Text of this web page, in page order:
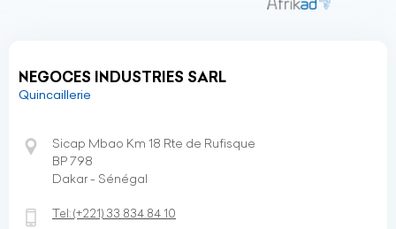
NEGOCES INDUSTRIES SARL
Quincaillerie
Sicap Mbao Km 18 Rte de Rufisque
BP 798
Dakar - Sénégal
Tel:(+221) 33 834 84 10